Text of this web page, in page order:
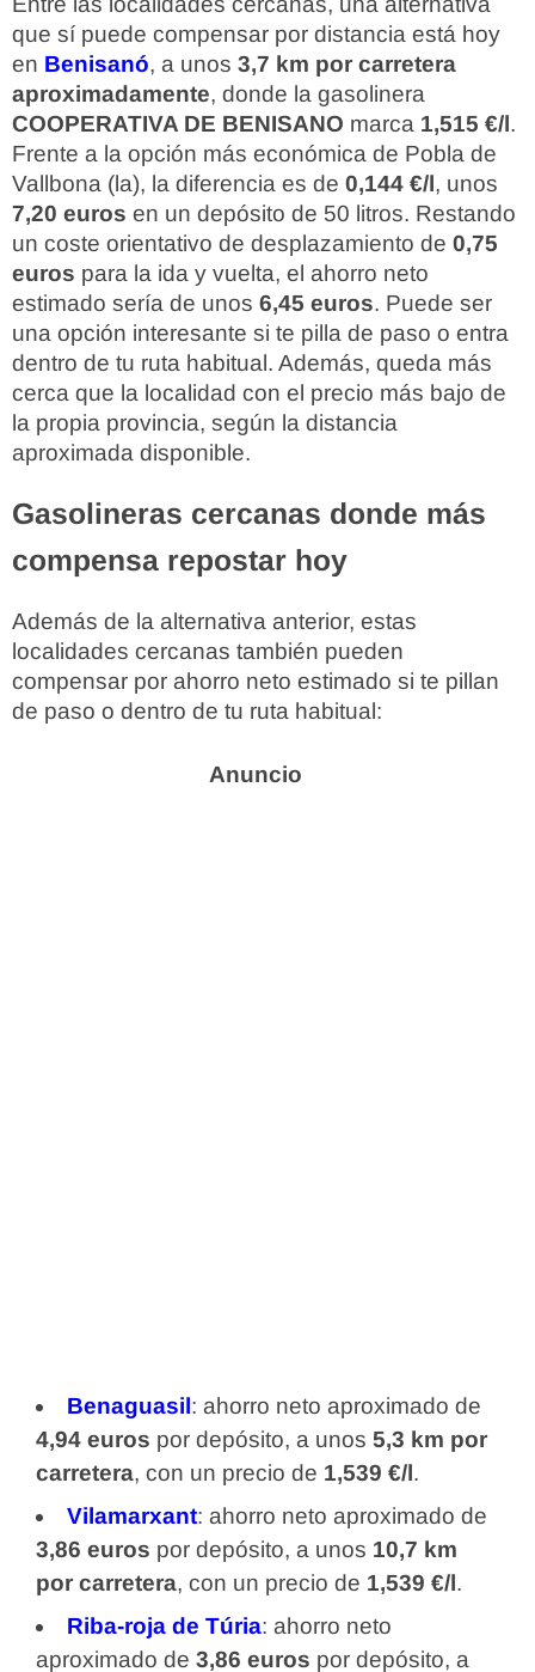
que sí puede compensar por distancia está hoy
en Benisanó, a unos 3,7 km por carretera
aproximadamente, donde la gasolinera
COOPERATIVA DE BENISANO marca 1,515 €/l.
Frente a la opción más económica de Pobla de
Vallbona (la), la diferencia es de 0,144 €/l, unos
7,20 euros en un depósito de 50 litros. Restando
un coste orientativo de desplazamiento de 0,75
euros para la ida y vuelta, el ahorro neto
estimado sería de unos 6,45 euros. Puede ser
una opción interesante si te pilla de paso o entra
dentro de tu ruta habitual. Además, queda más
cerca que la localidad con el precio más bajo de
la propia provincia, según la distancia
aproximada disponible.
Gasolineras cercanas donde más
compensa repostar hoy
Además de la alternativa anterior, estas
localidades cercanas también pueden
compensar por ahorro neto estimado si te pillan
de paso o dentro de tu ruta habitual:
Benaguasil: ahorro neto aproximado de
4,94 euros por depósito, a unos 5,3 km por
carretera, con un precio de 1,539 €/l.
Vilamarxant: ahorro neto aproximado de
3,86 euros por depósito, a unos 10,7 km
por carretera, con un precio de 1,539 €/l.
Riba-roja de Túria: ahorro neto
aproximado de 3,86 euros por depósito, a